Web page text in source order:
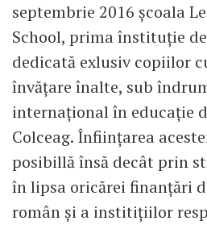
septembrie 2016 școala
School, prima înstituție
dedicată exlusiv copiilor
învățare înalte, sub
internațional în educație
Colceag. Înființarea
posibillă însă decât prin
în lipsa oricărei finanțări
român și a institițiilor